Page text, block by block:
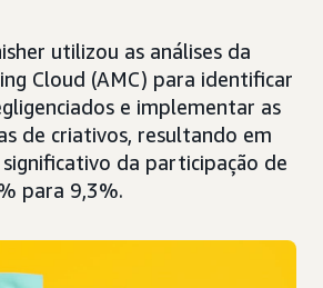
utilizou as análises da
Cloud (AMC) para identificar
e implementar as
de criativos, resultando em
da participação de
para 9,3%.